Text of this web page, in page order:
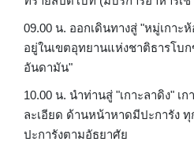
09.00 น. ออกเดินทางสู่ "หมู่เกาะ
อยู่ในเขตอุทยานแห่งชาติธารโบ
อันดามัน"
10.00 น. นำท่านสู่ "เกาะลาดิง" เ
ละเอียด ด้านหน้าหาดมีปะการัง
ปะการังตามอัธยาศัย